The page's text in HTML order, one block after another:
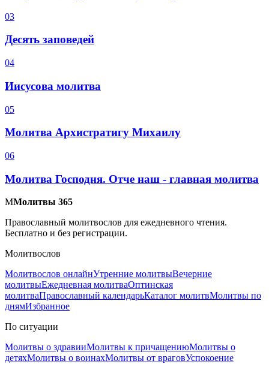
03
Десять заповедей
04
Иисусова молитва
05
Молитва Архистратигу Михаилу
06
Молитва Господня. Отче наш - главная молитва
ММолитвы 365
Православный молитвослов для ежедневного чтения.
Бесплатно и без регистрации.
Молитвослов
Молитвослов онлайнУтренние молитвыВечерние
молитвыЕжедневная молитваОптинская
молитваПравославный календарьКаталог молитвМолитвы по
днямИзбранное
По ситуации
Молитвы о здравииМолитвы к причащениюМолитвы о
детяхМолитвы о воинахМолитвы от враговУспокоение